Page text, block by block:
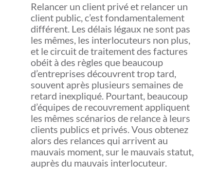
Relancer un client privé et relancer un
client public, c’est fondamentalement
différent. Les délais légaux ne sont pas
les mêmes, les interlocuteurs non plus,
et le circuit de traitement des factures
obéit à des règles que beaucoup
d’entreprises découvrent trop tard,
souvent après plusieurs semaines de
retard inexpliqué. Pourtant, beaucoup
d’équipes de recouvrement appliquent
les mêmes scénarios de relance à leurs
clients publics et privés. Vous obtenez
alors des relances qui arrivent au
mauvais moment, sur le mauvais statut,
auprès du mauvais interlocuteur.